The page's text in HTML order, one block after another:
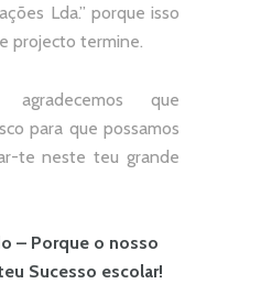
Lda.” porque isso
projecto termine.
agradecemos que
para que possamos
te neste teu grande
– Porque o nosso
Sucesso escolar!